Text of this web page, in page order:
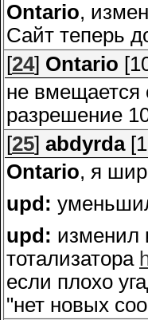
Ontario,
Сайт теперь
[24] Ontario
не вмещается
разрешение
[25] abdyrda
Ontario, я
upd:
upd: изменил
тотализатора
если плохо
"нет новых